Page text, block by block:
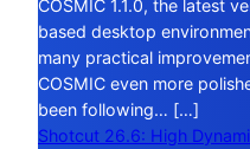
COSMIC 1.1.0, the latest
based desktop
many practical
COSMIC even more
been following… […]
Shotcut 26.6: High